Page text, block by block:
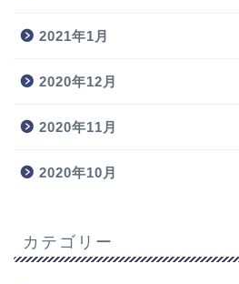
2021年1月
2020年12月
2020年11月
2020年10月
カテゴリー